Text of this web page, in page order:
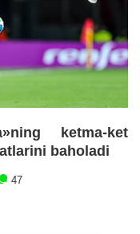
ketma-ket
baholadi
47